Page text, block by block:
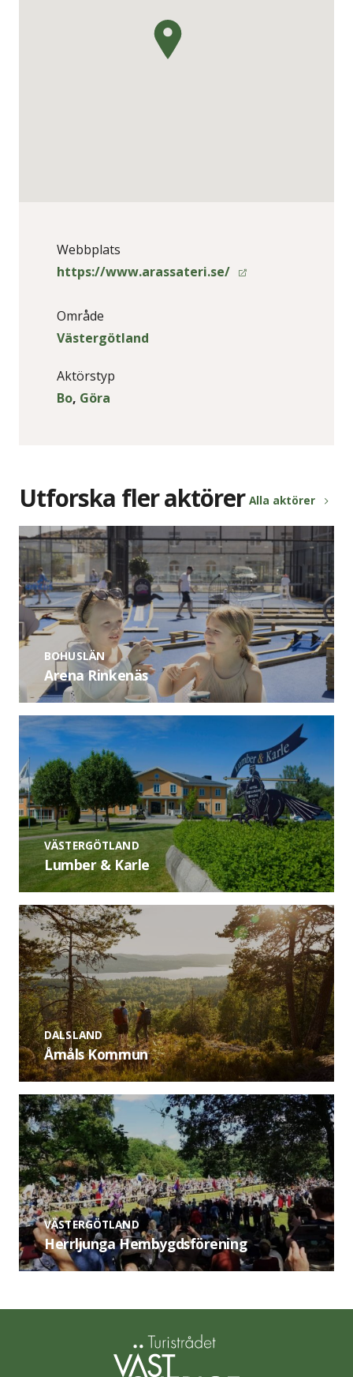
Webbplats
https://www.arassateri.se/
Område
Västergötland
Aktörstyp
Bo, Göra
Utforska fler aktörer Alla aktörer
BOHUSLÄN
Arena Rinkenäs
VÄSTERGÖTLAND
Lumber & Karle
DALSLAND
Åmåls Kommun
VÄSTERGÖTLAND
Herrljunga Hembygdsförening